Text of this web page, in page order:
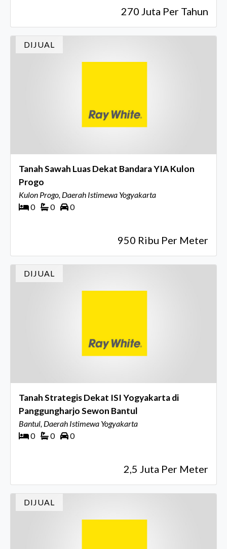
270 Juta Per Tahun
DIJUAL
Tanah Sawah Luas Dekat Bandara YIA Kulon
Progo
Kulon Progo, Daerah Istimewa Yogyakarta
0
0 0
950 Ribu Per Meter
DIJUAL
Tanah Strategis Dekat ISI Yogyakarta di
Panggungharjo Sewon Bantul
Bantul, Daerah Istimewa Yogyakarta
0
0 0
2,5 Juta Per Meter
DIJUAL